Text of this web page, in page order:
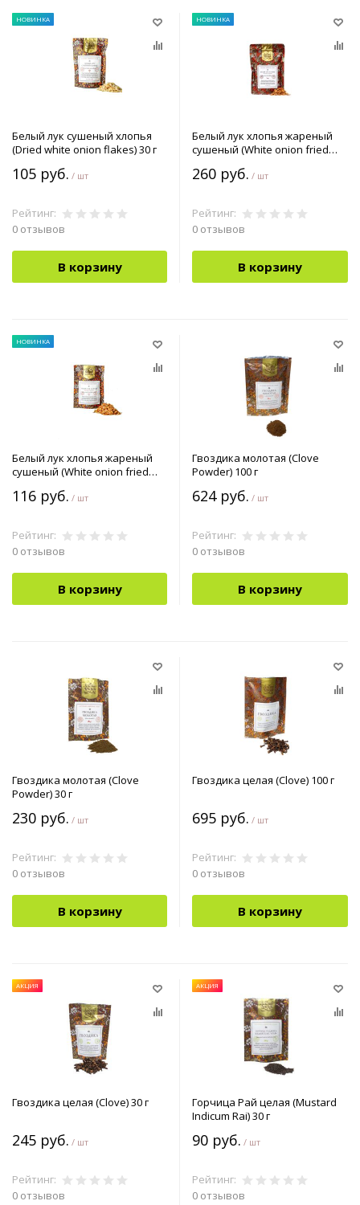
НОВИНКА
Белый лук сушеный хлопья
(Dried white onion flakes) 30 г
105 руб. / шт
Рейтинг:
0 отзывов
В корзину
НОВИНКА
Белый лук хлопья жареный
сушеный (White onion fried
260 руб. / шт
Рейтинг:
0 отзывов
В корзину
НОВИНКА
Белый лук хлопья жареный
сушеный (White onion fried
116 руб. / шт
Рейтинг:
0 отзывов
В корзину
Гвоздика молотая (Clove
Powder) 100 г
624 руб. / шт
Рейтинг:
0 отзывов
В корзину
Гвоздика молотая (Clove
Powder) 30 г
230 руб. / шт
Рейтинг:
0 отзывов
В корзину
Гвоздика целая (Clove) 100 г
695 руб. / шт
Рейтинг:
0 отзывов
В корзину
АКЦИЯ
Гвоздика целая (Clove) 30 г
245 руб. / шт
Рейтинг:
0 отзывов
АКЦИЯ
Горчица Рай целая (Mustard
Indicum Rai) 30 г
90 руб. / шт
Рейтинг:
0 отзывов